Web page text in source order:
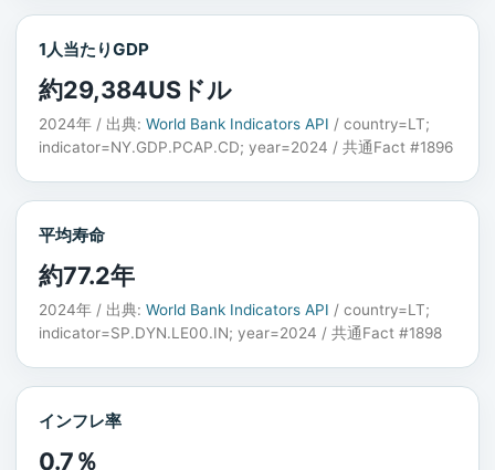
1人当たりGDP
約29,384USドル
2024年 / 出典: World Bank Indicators API / country=LT;
indicator=NY.GDP.PCAP.CD; year=2024 / 共通Fact #1896
平均寿命
約77.2年
2024年 / 出典: World Bank Indicators API / country=LT;
indicator=SP.DYN.LE00.IN; year=2024 / 共通Fact #1898
インフレ率
0.7％